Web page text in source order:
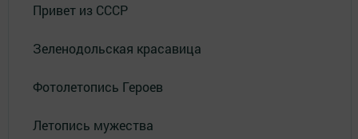
Привет из СССР
Зеленодольская красавица
Фотолетопись Героев
Летопись мужества